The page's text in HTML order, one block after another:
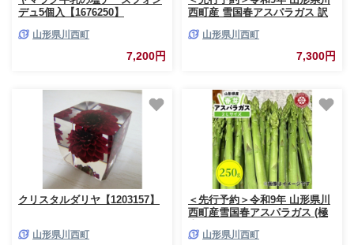
デュ5個入【1676250】
山形県川西町
7,200円
西町産 雪国春アスパラガス 訳
1kg【1764703】
山形県川西町
7,300円
クリスタルダリヤ【1203157】
山形県川西町
＜先行予約＞令和9年 山形県川
西町産雪国春アスパラガス (極
250g【1764689】
山形県川西町